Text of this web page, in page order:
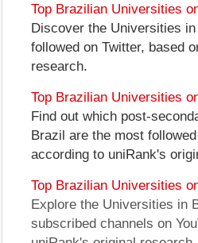
Top Brazilian Universities
Discover the Universities
followed on Twitter, based
research.
Top Brazilian Universities
Find out which post-
Brazil are the most
according to uniRank's
Top Brazilian Universities
Explore the Universities in
subscribed channels on